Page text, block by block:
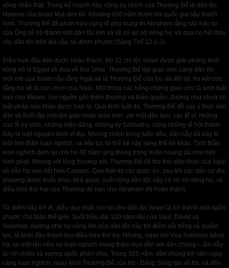
sống chân thật. Trong kế hoạch nầy, công cụ chính của Thượng Đế là dân tộc
Hebrew của Israel khá đen tối. Khoảng 650 năm trước khi quốc gia nầy thành
hình, Thượng Đế đã phán hứa cùng tổ phụ trung tín Abraham rằng các hậu tự
của Ông sẽ trở thành một dân tộc lớn và sẽ có xứ sở riêng họ, và qua họ hết thảy
các dân tộc trên địa cầu sẽ được phước (Sáng Thế 12:1-3).
Điều hứa đầu tiên được hoàn thành, khi 12 chi tộc Israel được giải phóng khỏi
vòng nô lệ Egypt và đưa về Núi Sinai. Thượng Đế lập giao ước cùng dân tộc
mới mẻ của Israel nầy rằng Ngài sẽ là Thượng Đế của họ, và đối lại, họ kết ước
rằng họ sẽ là con chọn của Ngài. Một trong các bằng chứng giao ước là kinh luật
ban cho Moses. Với nguồn gốc thiên thượng và thần quyền, dường như chưa có
luật pháp nào khác được ban ra. Qua kinh luật đó, Thượng Đế đề cao ý thức đạo
đức và thiết lập một tôn giáo hoàn toàn mới, với một đền tạm, các tế sĩ, những
của lễ hy sinh, những hiến dâng, những kỳ Sabbaths, cùng những lễ hội thánh.
Đây là một nguyên khởi vĩ đại. Nhưng chính trong tuần đầu, dân nầy đã bày tỏ
một tinh thần loạn nghịch, và tiếp tục từ thế hệ nầy sang thế hệ khác. Tinh thần
loạn nghịch đem lại cho họ 40 năm lang thang trong miền hoang dã như một
hình phạt. Nhưng với lòng thương xót, Thượng Đế đã tha thứ dân chọn của Ngài
và dẫn họ vào đất hứa Canaan. Qua thời kỳ các quan án, sau khi các dân cư địa
phương được khắc phục khả quan, cuối cùng dân tộc nầy có xứ sở riêng họ, và
điều hứa thứ hai của Thượng đế ban cho Abraham đã hoàn thành.
Từ điểm nầy trở đi, điều duy nhất còn lại cho dân tộc Israel là trở thành một ngồn
phước cho toàn thế giới. Suốt triều đại 120 năm dài của Saul, David và
Solomon, dường như sự vùng lên của dân tộc nầy tới điểm nổi tiếng và quyền
lực, là khởi đầu thành tựu điều hứa thứ ba. Nhưng, ngay khi Vua Solomon băng
hà, lại một lần nữa sự loạn nghịch mang thảm họa đến với dân chúng – lần nầy
là nội chiến và vương quốc phân chia. Trong 325 năm, dân chúng trở nên ngày
càng loạn nghịch, quay khỏi Thượng Đế của họ - Đấng Sáng tạo vũ trụ, và đến